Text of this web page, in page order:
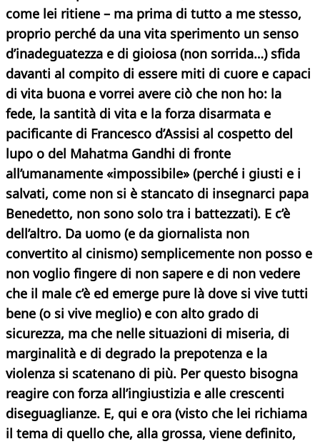
come lei ritiene – ma prima di tutto a me stesso,
proprio perché da una vita sperimento un senso
d’inadeguatezza e di gioiosa (non sorrida…) sfida
davanti al compito di essere miti di cuore e capaci
di vita buona e vorrei avere ciò che non ho: la
fede, la santità di vita e la forza disarmata e
pacificante di Francesco d’Assisi al cospetto del
lupo o del Mahatma Gandhi di fronte
all’umanamente «impossibile» (perché i giusti e i
salvati, come non si è stancato di insegnarci papa
Benedetto, non sono solo tra i battezzati). E c’è
dell’altro. Da uomo (e da giornalista non
convertito al cinismo) semplicemente non posso e
non voglio fingere di non sapere e di non vedere
che il male c’è ed emerge pure là dove si vive tutti
bene (o si vive meglio) e con alto grado di
sicurezza, ma che nelle situazioni di miseria, di
marginalità e di degrado la prepotenza e la
violenza si scatenano di più. Per questo bisogna
reagire con forza all’ingiustizia e alle crescenti
diseguaglianze. E, qui e ora (visto che lei richiama
il tema di quello che, alla grossa, viene definito,